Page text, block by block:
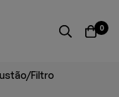
0
Filtro